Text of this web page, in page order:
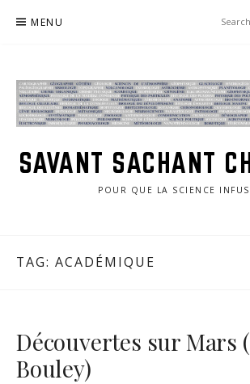
MENU
SAVANT SACHANT
POUR QUE LA SCIENCE
TAG: ACADÉMIQUE
Découvertes sur Mars
Bouley)